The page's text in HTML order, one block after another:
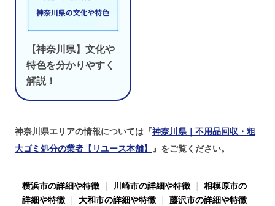
【神奈川県】文化や
特色を分かりやすく
解説！
神奈川県エリアの情報については『神奈川県｜不用品回収・粗
大ゴミ処分の業者【リユース本舗】 』をご覧ください。
横浜市の詳細や特徴｜ 川崎市の詳細や特徴｜ 相模原市の
詳細や特徴｜ 大和市の詳細や特徴｜ 藤沢市の詳細や特徴